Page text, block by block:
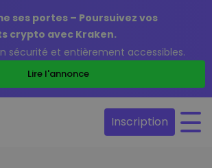
ses portes – Poursuivez vos
crypto avec Kraken.
sécurité et entièrement accessibles.
Lire l'annonce
Inscription